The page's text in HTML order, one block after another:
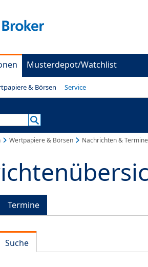
Musterdepot/Watchlist
& Börsen Service
Wertpapiere & Börsen Nachrichten & Termine
Termine
Suche